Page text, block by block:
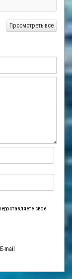
Просмотреть все
свое
mail